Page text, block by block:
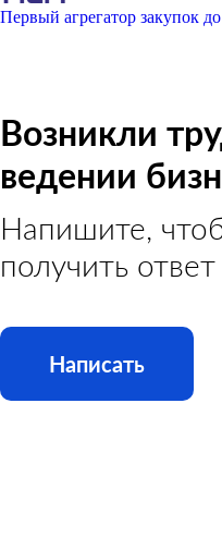
Первый агрегатор закупок
Возникли
ведении
Напишите,
получить ответ
Написать